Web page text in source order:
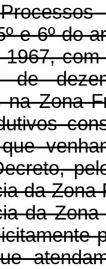
e 6º do
na Zona
da
da